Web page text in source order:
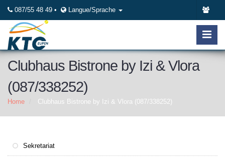
087/55 48 49 • Langue/Sprache
Clubhaus Bistrone by Izi & Vlora
(087/338252)
Home Clubhaus Bistrone by Izi & Vlora (087/338252)
Sekretariat